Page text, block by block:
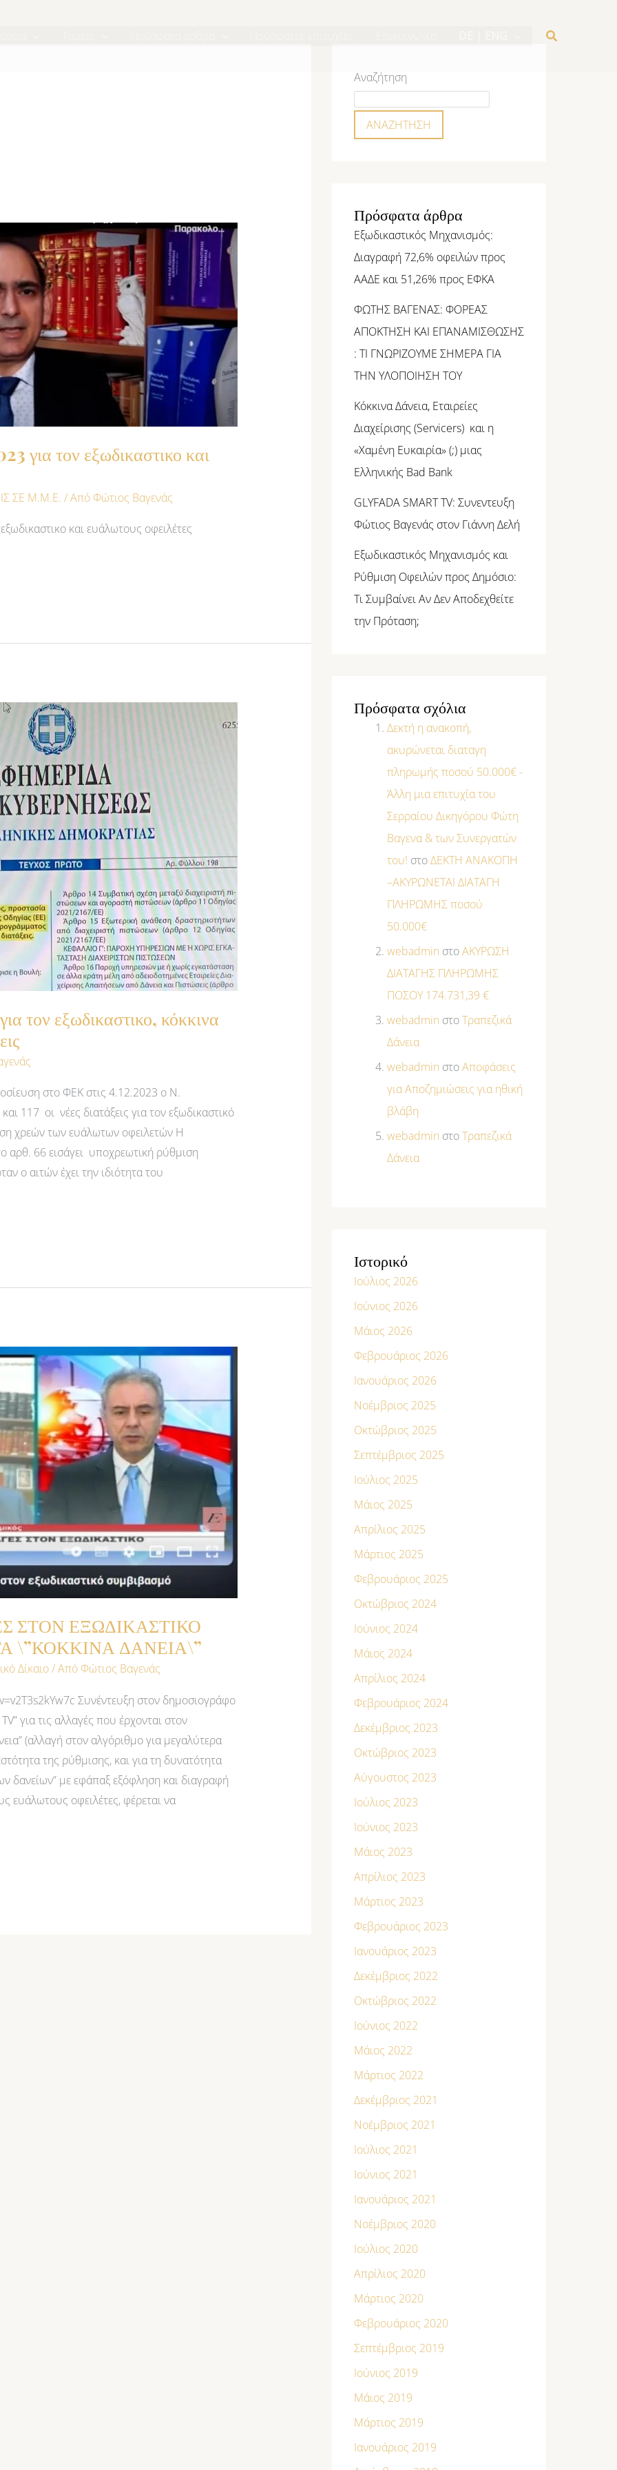
για τον εξωδικαστικο και
ΣΕ Μ.Μ.Ε. / Από Φώτιος Βαγενάς
και ευάλωτους οφειλέτες
τον εξωδικαστικο, κόκκινα
στο ΦΕΚ στις 4.12.2023 ο Ν.
117 οι νέες διατάξεις για τον εξωδικαστικό
χρεών των ευάλωτων οφειλετών Η
αρθ. 66 εισάγει υποχρεωτική ρύθμιση
ο αιτών έχει την ιδιότητα του
ΣΤΟΝ ΕΞΩΔΙΚΑΣΤΙΚΟ
\”ΚΟΚΚΙΝΑ ΔΑΝΕΙΑ\”
Δίκαιο/ Από Φώτιος Βαγενάς
Συνέντευξη στον δημοσιογράφο
για τις αλλαγές που έρχονται στον
(αλλαγή στον αλγόριθμο για μεγαλύτερα
της ρύθμισης, και για τη δυνατότητα
δανείων” με εφάπαξ εξόφληση και διαγραφή
ευάλωτους οφειλέτες, φέρεται να
Αναζήτηση
ΑΝΑΖΉΤΗΣΗ
Πρόσφατα άρθρα
Εξωδικαστικός Μηχανισμός:
Διαγραφή 72,6% οφειλών προς
ΑΑΔΕ και 51,26% προς ΕΦΚΑ
ΦΩΤΗΣ ΒΑΓΕΝΑΣ: ΦΟΡΕΑΣ
ΑΠΟΚΤΗΣΗ ΚΑΙ ΕΠΑΝΑΜΙΣΘΩΣΗΣ
: ΤΙ ΓΝΩΡΙΖΟΥΜΕ ΣΗΜΕΡΑ ΓΙΑ
ΤΗΝ ΥΛΟΠΟΙΗΣΗ ΤΟΥ
Κόκκινα Δάνεια, Εταιρείες
Διαχείρισης (Servicers) και η
«Χαμένη Ευκαιρία» (;) μιας
Ελληνικής Bad Bank
GLYFADA SMART TV: Συνεντευξη
Φώτιος Βαγενάς στον Γιάννη Δελή
Εξωδικαστικός Μηχανισμός και
Ρύθμιση Οφειλών προς Δημόσιο:
Τι Συμβαίνει Αν Δεν Αποδεχθείτε
την Πρόταση;
Πρόσφατα σχόλια
Δεκτή η ανακοπή,
ακυρώνεται διαταγη
πληρωμής ποσού 50.000€ -
Άλλη μια επιτυχία του
Σερραίου Δικηγόρου Φώτη
Βαγενα & των Συνεργατών
του! στοΔΕΚΤΗ ΑΝΑΚΟΠΗ
–ΑΚΥΡΩΝΕΤΑΙ ΔΙΑΤΑΓΗ
ΠΛΗΡΩΜΗΣ ποσού
50.000€
webadmin στοΑΚΥΡΩΣΗ
ΔΙΑΤΑΓΗΣ ΠΛΗΡΩΜΗΣ
ΠΟΣΟΥ 174.731,39 €
webadmin στοΤραπεζικά
Δάνεια
webadmin στοΑποφάσεις
για Αποζημιώσεις για ηθική
βλάβη
webadmin στοΤραπεζικά
Δάνεια
Ιστορικό
Ιούλιος 2026
Ιούνιος 2026
Μάιος 2026
Φεβρουάριος 2026
Ιανουάριος 2026
Νοέμβριος 2025
Οκτώβριος 2025
Σεπτέμβριος 2025
Ιούλιος 2025
Μάιος 2025
Απρίλιος 2025
Μάρτιος 2025
Φεβρουάριος 2025
Οκτώβριος 2024
Ιούνιος 2024
Μάιος 2024
Απρίλιος 2024
Φεβρουάριος 2024
Δεκέμβριος 2023
Οκτώβριος 2023
Αύγουστος 2023
Ιούλιος 2023
Ιούνιος 2023
Μάιος 2023
Απρίλιος 2023
Μάρτιος 2023
Φεβρουάριος 2023
Ιανουάριος 2023
Δεκέμβριος 2022
Οκτώβριος 2022
Ιούνιος 2022
Μάιος 2022
Μάρτιος 2022
Δεκέμβριος 2021
Νοέμβριος 2021
Ιούλιος 2021
Ιούνιος 2021
Ιανουάριος 2021
Νοέμβριος 2020
Ιούλιος 2020
Απρίλιος 2020
Μάρτιος 2020
Φεβρουάριος 2020
Σεπτέμβριος 2019
Ιούνιος 2019
Μάιος 2019
Μάρτιος 2019
Ιανουάριος 2019